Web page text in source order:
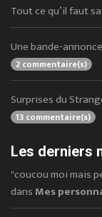
Tout ce qu’il faut
Une bande-
2 commentaire(s)
Surprises du
13 commentaire(s)
Les derniers
"coucou moi mais
dans Mes